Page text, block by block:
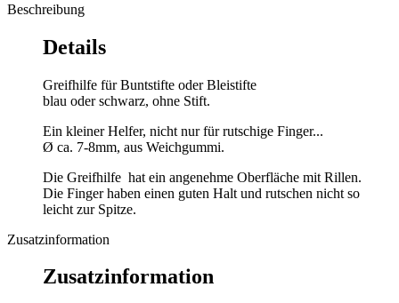
Beschreibung
Details
Greifhilfe für Buntstifte oder Bleistifte
blau oder schwarz, ohne Stift.
Ein kleiner Helfer, nicht nur für rutschige Finger...
Ø ca. 7-8mm, aus Weichgummi.
Die Greifhilfe hat ein angenehme Oberfläche mit Rillen.
Die Finger haben einen guten Halt und rutschen nicht so
leicht zur Spitze.
Zusatzinformation
Zusatzinformation